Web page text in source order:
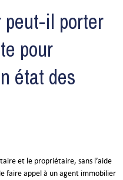
peut-il porter
pour
état des
et le propriétaire, sans l’aide
faire appel à un agent immobilier